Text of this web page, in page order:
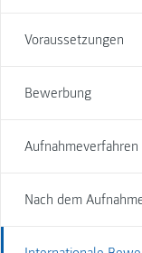
Voraussetzungen
Bewerbung
Aufnahmeverfahren
Nach dem